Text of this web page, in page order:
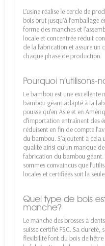
L’usine réalise le cercle de
bois brut jusqu’à l’emballage
forme des manches et
locale et concentrée réduit
de la fabrication et assure un
chaque phase de production.
Pourquoi
Le bambou est une
bambou géant adapté à la
pousse qu’en Asie et en
d’importation entraînent des
réduisent en fin de compte
du bambou. S’ajoutent à
qualité ainsi qu’un manque
fabrication du bambou géant.
sommes convaincus que
locales et certifiées soit la
Quel type de bois
manche?
Le manche des brosses à
suisse certifié FSC. Sa dureté,
flexibilité font du bois de